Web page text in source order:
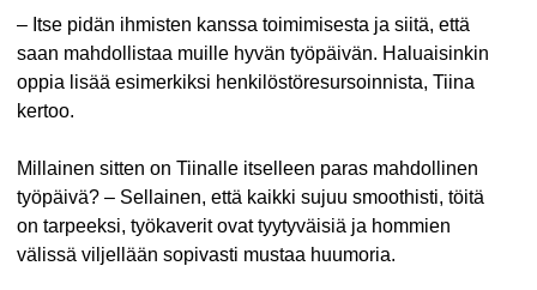
– Itse pidän ihmisten kanssa toimimisesta ja siitä, että
saan mahdollistaa muille hyvän työpäivän. Haluaisinkin
oppia lisää esimerkiksi henkilöstöresursoinnista, Tiina
kertoo.
Millainen sitten on Tiinalle itselleen paras mahdollinen
työpäivä? – Sellainen, että kaikki sujuu smoothisti, töitä
on tarpeeksi, työkaverit ovat tyytyväisiä ja hommien
välissä viljellään sopivasti mustaa huumoria.